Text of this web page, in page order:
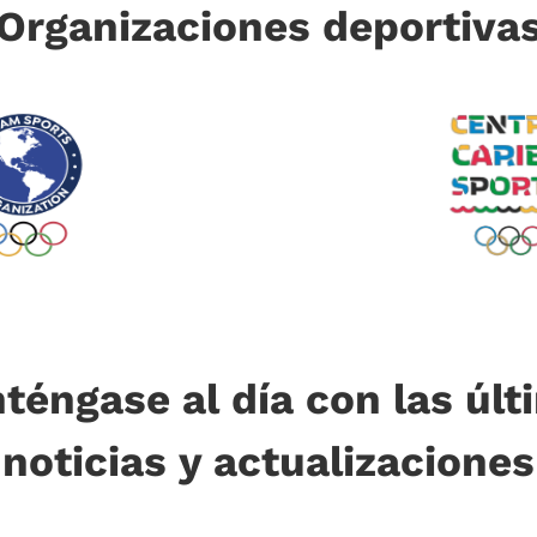
al día con las
noticias y actualizaciones